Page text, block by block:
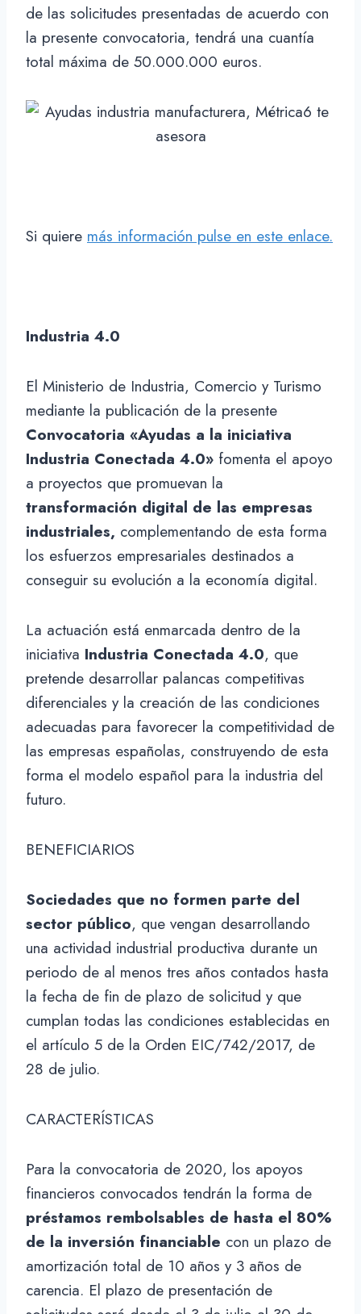
de las solicitudes presentadas de acuerdo con
la presente convocatoria, tendrá una cuantía
total máxima de 50.000.000 euros.
Si quiere más información pulse en este enlace.
Industria 4.0
El Ministerio de Industria, Comercio y Turismo
mediante la publicación de la presente
Convocatoria «Ayudas a la iniciativa
Industria Conectada 4.0» fomenta el apoyo
a proyectos que promuevan la
transformación digital de las empresas
industriales, complementando de esta forma
los esfuerzos empresariales destinados a
conseguir su evolución a la economía digital.
La actuación está enmarcada dentro de la
iniciativa Industria Conectada 4.0, que
pretende desarrollar palancas competitivas
diferenciales y la creación de las condiciones
adecuadas para favorecer la competitividad de
las empresas españolas, construyendo de esta
forma el modelo español para la industria del
futuro.
BENEFICIARIOS
Sociedades que no formen parte del
sector público, que vengan desarrollando
una actividad industrial productiva durante un
periodo de al menos tres años contados hasta
la fecha de fin de plazo de solicitud y que
cumplan todas las condiciones establecidas en
el artículo 5 de la Orden EIC/742/2017, de
28 de julio.
CARACTERÍSTICAS
Para la convocatoria de 2020, los apoyos
financieros convocados tendrán la forma de
préstamos rembolsables de hasta el 80%
de la inversión financiable con un plazo de
amortización total de 10 años y 3 años de
carencia. El plazo de presentación de